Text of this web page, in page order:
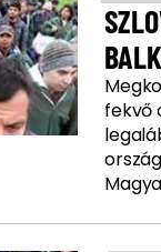
fekvő